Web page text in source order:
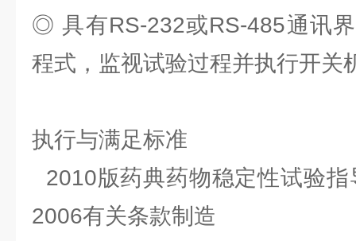
◎ 具有RS-232或RS-485通讯
程式，监视试验过程并执行开关
执行与满足标准
2010版药典药物稳定性试验
2006有关条款制造